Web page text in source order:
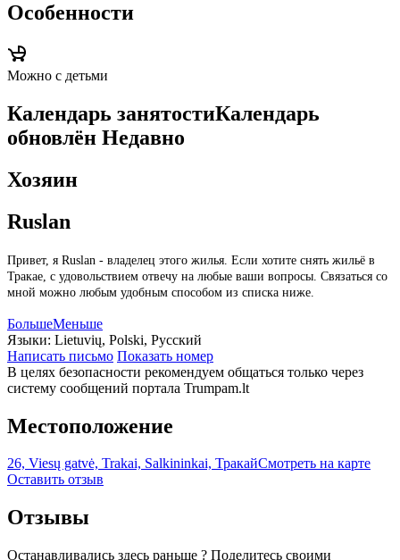
Особенности
Можно с детьми
Календарь занятостиКалендарь
обновлён Недавно
Хозяин
Ruslan
Привет, я Ruslan - владелец этого жилья. Если хотите снять жильё в
Тракае, с удовольствием отвечу на любые ваши вопросы. Связаться со
мной можно любым удобным способом из списка ниже.
БольшеМеньше
Языки: Lietuvių, Polski, Русский
Написать письмо Показать номер
В целях безопасности рекомендуем общаться только через
систему сообщений портала Trumpam.lt
Местоположение
26, Viesų gatvė, Trakai, Salkininkai, ТракайСмотреть на карте
Оставить отзыв
Отзывы
Останавливались здесь раньше ? Поделитесь своими